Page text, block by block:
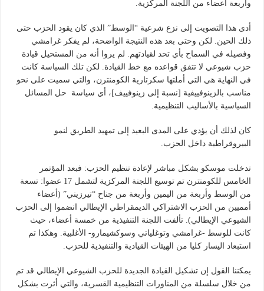
وأربعة أعضاء من اللجنة المركزية.
أدى هذا التصويت إلى نزع شرعية “الوسط” الذي كان يقود الحزب حتى
ذلك الحين. لكن وحتى بعد هذه النتيجة الواضحة، لم يفكر غرامشي
وفصيله في السماح بأي تحد لقيادتهم. لم يروا أنه من المستحيل قيادة
حزب شيوعي لا تتفق قواعده مع خط القيادة. لكن تلك السياسة كانت
في النهاية هي التي أملتها سكرتارية الكومنترن، والتي سميت على نحو
مناسب بالزينوفييفية [نسبة إلى زينوفييف]، أي سياسة حل المسائل
السياسية بالأساليب التنظيمية.
كان لذلك أن يؤدي على المدى البعيد إلى تمهيد الطريق لنمو
البيروقراطية داخل الحزب.
تدخلت موسكو بشكل مباشر لإعادة تنظيم الحزب: فبعد المؤتمر
الخامس للكومنترن تم توسيع اللجنة المركزية لتشمل 17 عضوا: تسعة
من الوسط وأربعة من اليمين وأربعة من جناح “تيرزيني” (أعضاء
أمميين من الحزب الاشتراكي الديمقراطي الإيطالي انضموا إلى الحزب
الشيوعي الإيطالي). تألفت اللجنة التنفيذية من خمسة أعضاء، حيث
كانت للوسط -غرامشي وتوغلياتي وسوكشيمارو- الأغلبية. وهكذا تم
استبعاد اليسار كليا من الهيئات القيادية والتنفيذية للحزب.
يمكننا القول إن تشكيل القيادة الجديدة للحزب الشيوعي الإيطالي قد تم
من خلال سلسلة من المناورات التنظيمية القسرية، والتي أثرت بشكل